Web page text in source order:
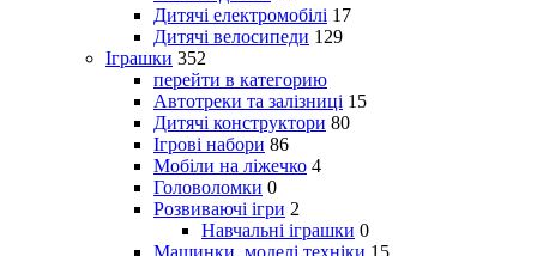
Дитячі електромобілі 17
Дитячі велосипеди 129
Іграшки 352
перейти в категорию
Автотреки та залізниці 15
Дитячі конструктори 80
Ігрові набори 86
Мобіли на ліжечко 4
Головоломки 0
Розвиваючі ігри 2
Навчальні іграшки 0
Машинки, моделі техніки 15